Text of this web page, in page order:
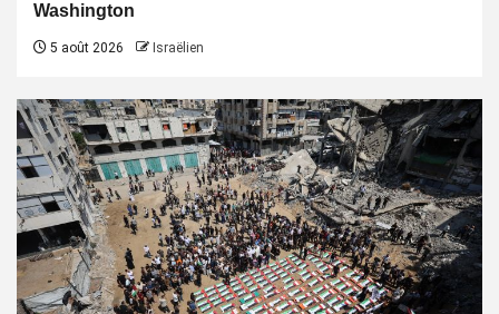
Washington
5 août 2026 Israëlien